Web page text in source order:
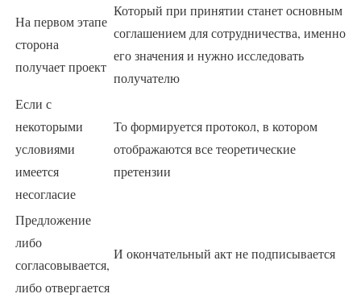
На первом этапе
сторона
получает проект
Который при принятии станет основным
соглашением для сотрудничества, именно
его значения и нужно исследовать
получателю
Если с
некоторыми
условиями
имеется
несогласие
То формируется протокол, в котором
отображаются все теоретические
претензии
Предложение
либо
согласовывается,
либо отвергается
И окончательный акт не подписывается